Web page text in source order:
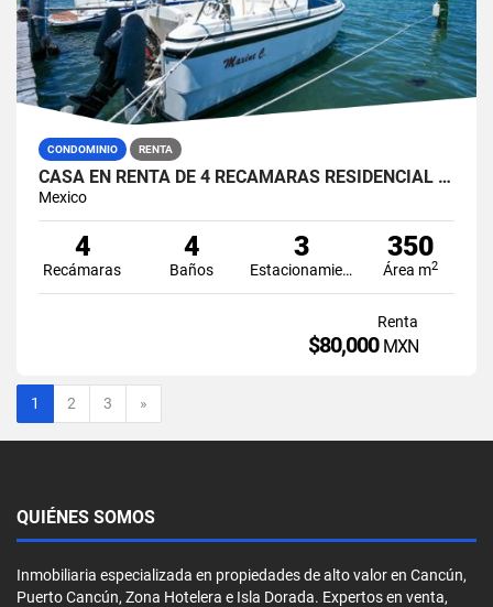
CONDOMINIO RENTA
CASA EN RENTA DE 4 RECÁMARAS RESIDENCIAL BAHÍA ZONA HOTELERA CANCÚN
Mexico
4
Recámaras
4
Baños
3
Estacionamiento
350
Área m2
Renta
$80,000 MXN
1 2 3 »
QUIÉNES SOMOS
Inmobiliaria especializada en propiedades de alto valor en Cancún,
Puerto Cancún, Zona Hotelera e Isla Dorada. Expertos en venta,